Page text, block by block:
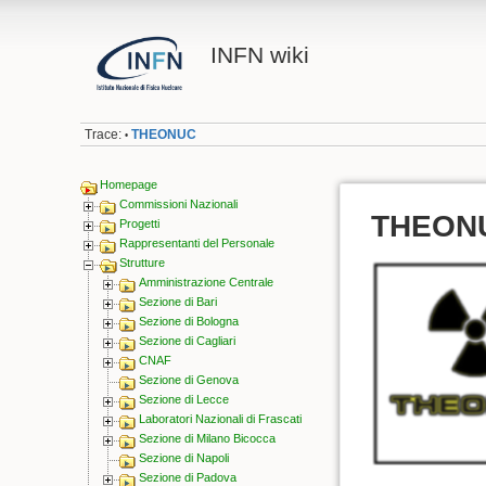
INFN wiki
Trace: • THEONUC
Homepage
Commissioni Nazionali
Progetti
Rappresentanti del Personale
Strutture
Amministrazione Centrale
Sezione di Bari
Sezione di Bologna
Sezione di Cagliari
CNAF
Sezione di Genova
Sezione di Lecce
Laboratori Nazionali di Frascati
Sezione di Milano Bicocca
Sezione di Napoli
Sezione di Padova